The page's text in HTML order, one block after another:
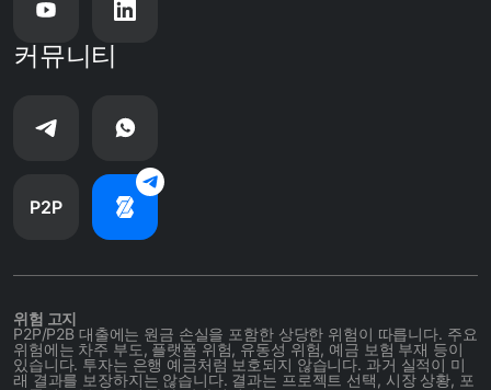
커뮤니티
P2P
위험 고지
P2P/P2B 대출에는 원금 손실을 포함한 상당한 위험이 따릅니다. 주요
위험에는 차주 부도, 플랫폼 위험, 유동성 위험, 예금 보험 부재 등이
있습니다. 투자는 은행 예금처럼 보호되지 않습니다. 과거 실적이 미
래 결과를 보장하지는 않습니다. 결과는 프로젝트 선택, 시장 상황, 포